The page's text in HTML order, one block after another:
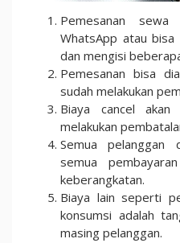
Pemesanan sewa
WhatsApp atau
dan mengisi
Pemesanan bisa
sudah melakukan
Biaya cancel akan
melakukan
Semua pelanggan
semua
keberangkatan.
Biaya lain seperti
konsumsi adalah
masing pelanggan.